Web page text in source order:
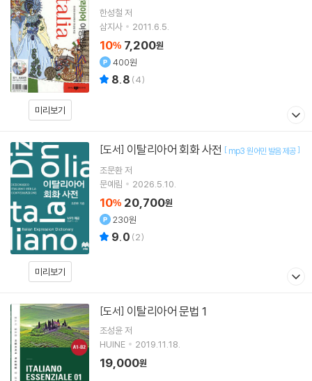
미리보기
한성철 저
삼지사
2011.6.5.
10% 7,200원
400원
8.8 (4)
미리보기
[도서] 이탈리아어 회화 사전 [ mp3 원어민 발음 제공]
조문환 저
문예림
2026.5.10.
10% 20,700원
230원
9.0 (2)
[도서] 이탈리아어 문법 1
조성윤 저
HUINE
2019.11.18.
19,000원